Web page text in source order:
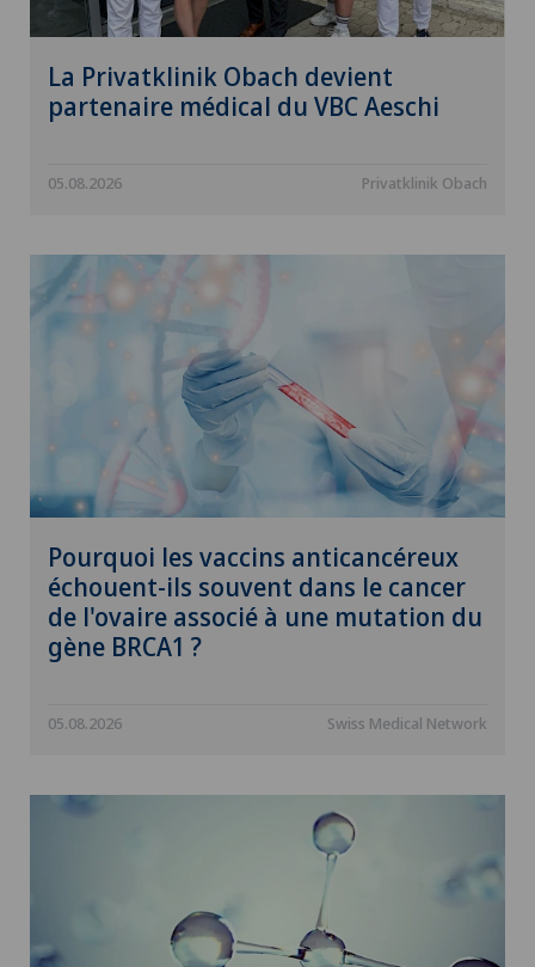
La Privatklinik Obach devient
partenaire médical du VBC Aeschi
05.08.2026 Privatklinik Obach
Pourquoi les vaccins anticancéreux
échouent-ils souvent dans le cancer
de l'ovaire associé à une mutation du
gène BRCA1 ?
05.08.2026 Swiss Medical Network